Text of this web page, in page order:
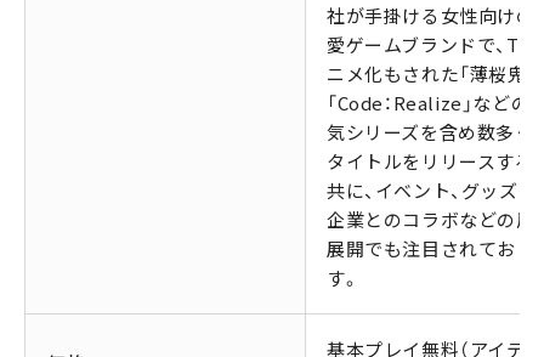
社が手掛ける女性向けの
愛ゲームブランドで、TV
ニメ化もされた「薄桜鬼」
「Code：Realize」などの
気シリーズを含め数多く
タイトルをリリースする
共に、イベント、グッズ、
企業とのコラボなどの周
展開でも注目されており
す。
基本プレイ無料（アイテ